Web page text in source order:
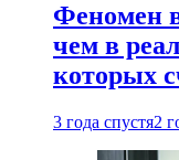
Феномен
чем в
которых
3 года спустя2